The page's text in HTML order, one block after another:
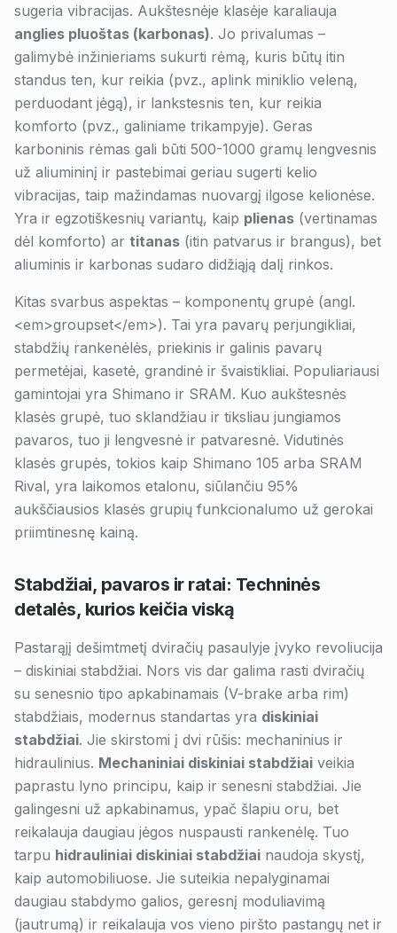
sugeria vibracijas. Aukštesnėje klasėje karaliauja
anglies pluoštas (karbonas). Jo privalumas –
galimybė inžinieriams sukurti rėmą, kuris būtų itin
standus ten, kur reikia (pvz., aplink miniklio veleną,
perduodant jėgą), ir lankstesnis ten, kur reikia
komforto (pvz., galiniame trikampyje). Geras
karboninis rėmas gali būti 500-1000 gramų lengvesnis
už aliumininį ir pastebimai geriau sugerti kelio
vibracijas, taip mažindamas nuovargį ilgose kelionėse.
Yra ir egzotiškesnių variantų, kaip plienas (vertinamas
dėl komforto) ar titanas (itin patvarus ir brangus), bet
aliuminis ir karbonas sudaro didžiąją dalį rinkos.
Kitas svarbus aspektas – komponentų grupė (angl.
<em>groupset</em>). Tai yra pavarų perjungikliai,
stabdžių rankenėlės, priekinis ir galinis pavarų
permetėjai, kasetė, grandinė ir švaistikliai. Populiariausi
gamintojai yra Shimano ir SRAM. Kuo aukštesnės
klasės grupė, tuo sklandžiau ir tiksliau jungiamos
pavaros, tuo ji lengvesnė ir patvaresnė. Vidutinės
klasės grupės, tokios kaip Shimano 105 arba SRAM
Rival, yra laikomos etalonu, siūlančiu 95%
aukščiausios klasės grupių funkcionalumo už gerokai
priimtinesnę kainą.
Stabdžiai, pavaros ir ratai: Techninės
detalės, kurios keičia viską
Pastarąjį dešimtmetį dviračių pasaulyje įvyko revoliucija
– diskiniai stabdžiai. Nors vis dar galima rasti dviračių
su senesnio tipo apkabinamais (V-brake arba rim)
stabdžiais, modernus standartas yra diskiniai
stabdžiai. Jie skirstomi į dvi rūšis: mechaninius ir
hidraulinius. Mechaniniai diskiniai stabdžiai veikia
paprastu lyno principu, kaip ir senesni stabdžiai. Jie
galingesni už apkabinamus, ypač šlapiu oru, bet
reikalauja daugiau jėgos nuspausti rankenėlę. Tuo
tarpu hidrauliniai diskiniai stabdžiai naudoja skystį,
kaip automobiliuose. Jie suteikia nepalyginamai
daugiau stabdymo galios, geresnį moduliavimą
(jautrumą) ir reikalauja vos vieno piršto pastangų net ir